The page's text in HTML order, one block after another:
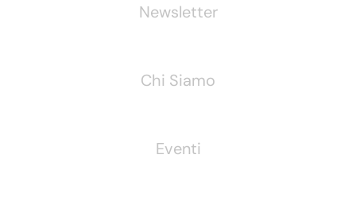
Newsletter
Chi Siamo
Eventi